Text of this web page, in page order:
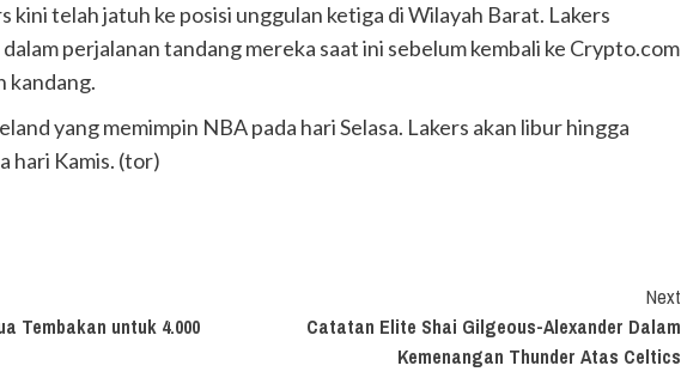
kini telah jatuh ke posisi unggulan ketiga di Wilayah Barat. Lakers
perjalanan tandang mereka saat ini sebelum kembali ke Crypto.com
kandang.
yang memimpin NBA pada hari Selasa. Lakers akan libur hingga
hari Kamis. (tor)
Tembakan untuk 4.000
Next
Catatan Elite Shai Gilgeous-Alexander Dalam
Kemenangan Thunder Atas Celtics